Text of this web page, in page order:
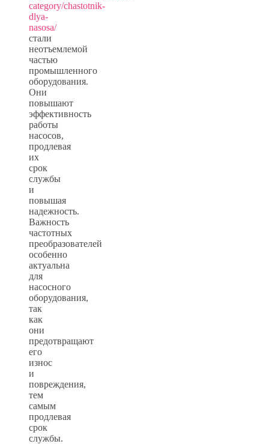
category/chastotnik-
dlya-
nasosa/
стали
неотъемлемой
частью
промышленного
оборудования.
Они
повышают
эффективность
работы
насосов,
продлевая
их
срок
службы
и
повышая
надежность.
Важность
частотных
преобразователей
особенно
актуальна
для
насосного
оборудования,
так
как
они
предотвращают
его
износ
и
повреждения,
тем
самым
продлевая
срок
службы.